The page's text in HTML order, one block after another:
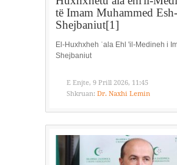
të Imam Muhammed Esh-
Shejbaniut[1]
El-Huxhxheh ʿala Ehl 'il-Medineh i
Shejbaniut
E Enjte, 9 Prill 2026, 11:45
Shkruan: Dr. Naxhi Lemin